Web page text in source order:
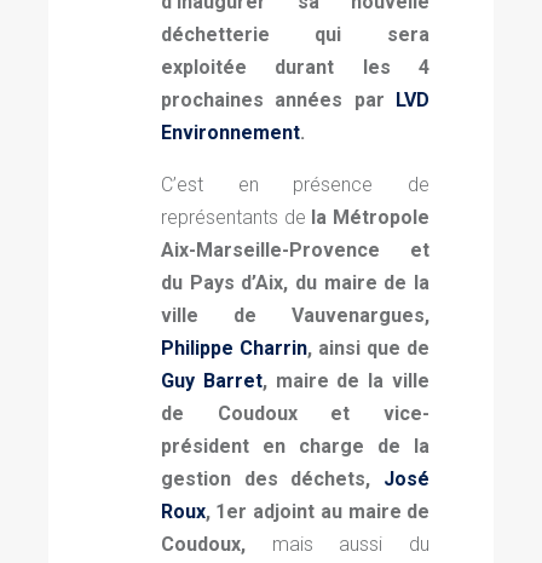
déchetterie qui sera
exploitée durant les 4
prochaines années par LVD
Environnement.
C’est en présence de
représentants de la Métropole
Aix-Marseille-Provence et
du Pays d’Aix, du maire de la
ville de Vauvenargues,
Philippe Charrin, ainsi que de
Guy Barret, maire de la ville
de Coudoux et vice-
président en charge de la
gestion des déchets,
José
Roux, 1er adjoint au maire de
Coudoux,mais aussi du